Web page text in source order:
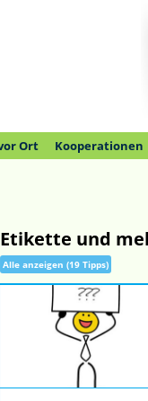
Ort Kooperationen
Etikette und
Alle anzeigen (19 Tipps)